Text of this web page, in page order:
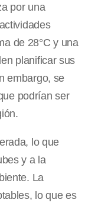
por una
de 28°C y una
planificar sus
embargo, se
podrían ser
lo que
y a la
La
lo que es